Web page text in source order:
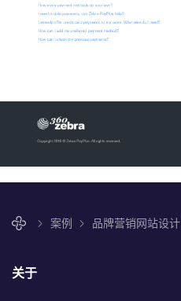
案例 品牌营销网站设计
关于